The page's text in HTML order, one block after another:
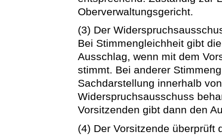
Oberverwaltungsgericht.
(3) Der
Bei Stimmengleichheit gibt
Ausschlag, wenn mit dem
stimmt. Bei anderer
Sachdarstellung innerhalb
Widerspruchsausschuss
Vorsitzenden gibt dann den
(4) Der Vorsitzende überprüft